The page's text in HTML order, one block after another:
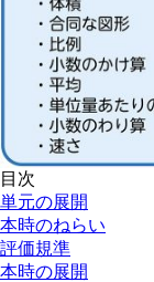
目次
単元の展開
本時のねらい
評価規準
本時の展開